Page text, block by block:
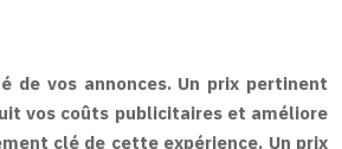
de vos annonces. Un prix pertinent
vos coûts publicitaires et améliore
clé de cette expérience. Un prix